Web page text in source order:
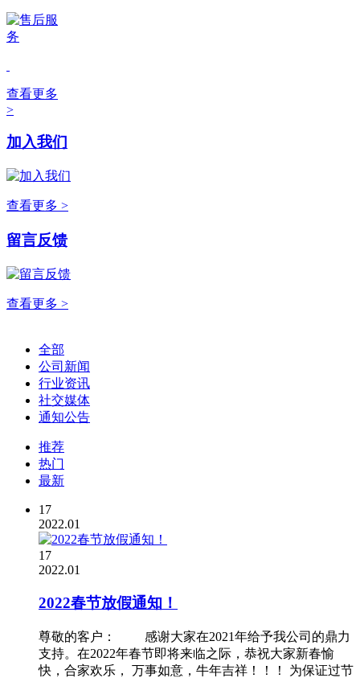
查看更多
>
加入我们
查看更多 >
留言反馈
查看更多 >
全部
公司新闻
行业资讯
社交媒体
通知公告
推荐
热门
最新
17
2022.01
17
2022.01
2022春节放假通知！
尊敬的客户： 感谢大家在2021年给予我公司的鼎力
支持。在2022年春节即将来临之际，恭祝大家新春愉
快，合家欢乐， 万事如意，牛年吉祥！！！ 为保证过节